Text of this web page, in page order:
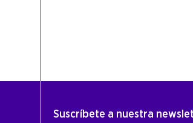
Suscríbete a nuestra